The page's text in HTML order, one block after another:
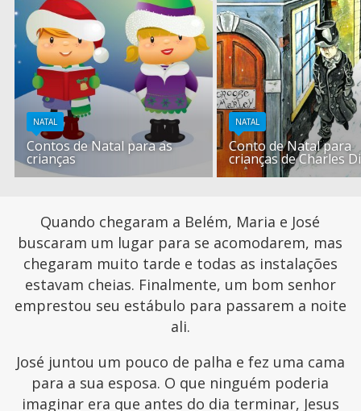
NATAL
Contos de Natal para as
crianças
NATAL
Conto de Natal para
crianças de Charles
Quando chegaram a Belém, Maria e José
buscaram um lugar para se acomodarem, mas
chegaram muito tarde e todas as instalações
estavam cheias. Finalmente, um bom senhor
emprestou seu estábulo para passarem a noite
ali.
José juntou um pouco de palha e fez uma cama
para a sua esposa. O que ninguém poderia
imaginar era que antes do dia terminar, Jesus